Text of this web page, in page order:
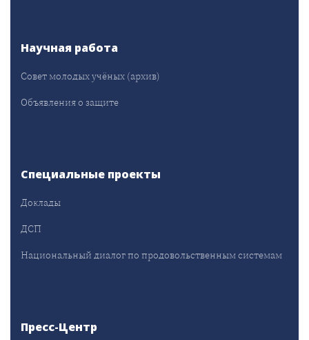
Научная работа
Совет молодых учёных (архив)
Объявления о защите
Специальные проекты
Доклады
ДСП
Национальный диалог по продовольственным системам
Пресс-Центр